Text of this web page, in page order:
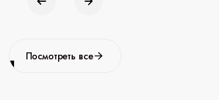
Посмотреть все